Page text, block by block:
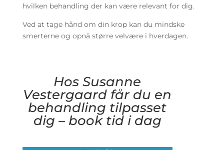
hvilken behandling der kan være relevant for dig.
Ved at tage hånd om din krop kan du mindske
smerterne og opnå større velvære i hverdagen.
Hos Susanne
Vestergaard får du en
behandling tilpasset
dig – book tid i dag